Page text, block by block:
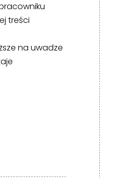
treści
na uwadze